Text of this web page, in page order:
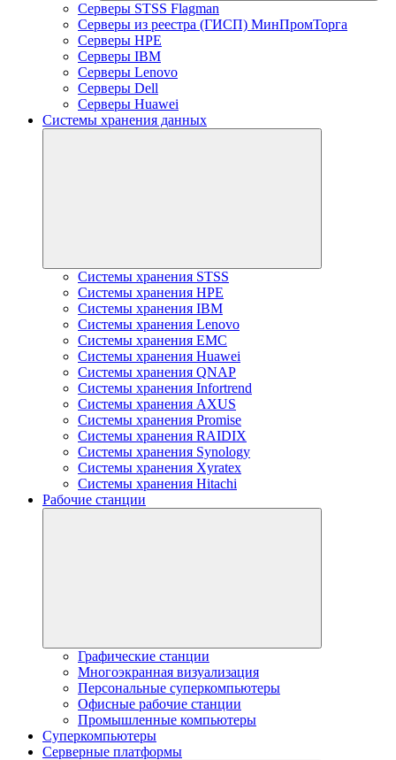
Серверы STSS Flagman
Серверы из реестра (ГИСП) МинПромТорга
Серверы HPE
Серверы IBM
Серверы Lenovo
Серверы Dell
Серверы Huawei
Системы хранения данных
Системы хранения STSS
Системы хранения HPE
Системы хранения IBM
Системы хранения Lenovo
Системы хранения EMC
Системы хранения Huawei
Системы хранения QNAP
Системы хранения Infortrend
Системы хранения AXUS
Системы хранения Promise
Системы хранения RAIDIX
Системы хранения Synology
Системы хранения Xyratex
Системы хранения Hitachi
Рабочие станции
Графические станции
Многоэкранная визуализация
Персональные суперкомпьютеры
Офисные рабочие станции
Промышленные компьютеры
Суперкомпьютеры
Серверные платформы